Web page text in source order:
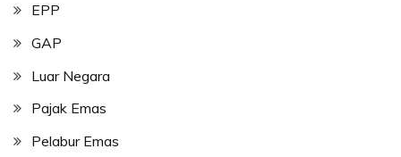
EPP
GAP
Luar Negara
Pajak Emas
Pelabur Emas